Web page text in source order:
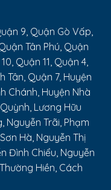
9, Quận Gò Vấp,
Tân Phú, Quận
Quận 11, Quận 4,
Tân, Quận 7, Huyện
Chánh, Huyện Nhà
Lương Hữu
Nguyễn Trãi, Phạm
Hà, Nguyễn Thị
Đình Chiểu, Nguyễn
Hiền, Cách